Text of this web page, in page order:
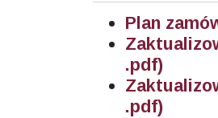
Plan
.pdf)
.pdf)